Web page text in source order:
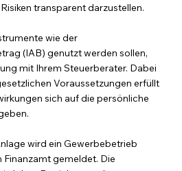
transparent darzustellen.
wie der
(IAB) genutzt werden sollen,
mit Ihrem Steuerberater. Dabei
Voraussetzungen erfüllt
sich auf die persönliche
wird ein Gewerbebetrieb
gemeldet. Die